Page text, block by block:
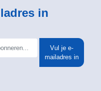
in
Vul je e-
mailadres in